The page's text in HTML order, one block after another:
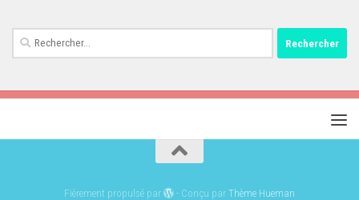
Rechercher :
Fièrement propulsé par - Conçu parThème Hueman